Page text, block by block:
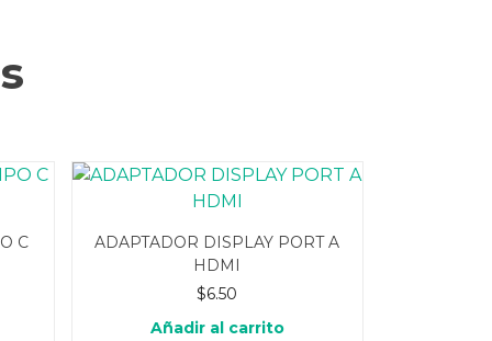
C
ADAPTADOR DISPLAY PORT A
HDMI
$6.50
Añadir al carrito